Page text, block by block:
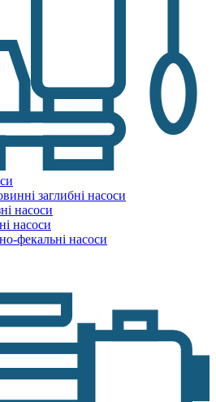
заглибні насоси
насоси
насоси
фекальні насоси